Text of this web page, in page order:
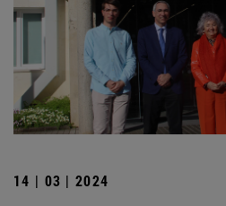
14 | 03 | 2024